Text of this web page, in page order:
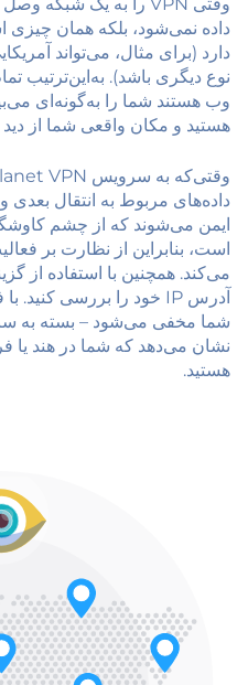
داده نمی‌شود، بلکه همان
دارد (برای مثال، می‌تواند
نوع دیگری باشد). به‌این‌ترتیب
وب هستند شما را به‌گونه‌ای
هستید و مکان واقعی شما از
داده‌های مربوط به انتقال
ایمن می‌شوند که از چشم
است، بنابراین از نظارت بر
می‌کند. همچنین با استفاده از
شما مخفی می‌شود – بسته به
نشان می‌دهد که شما در هند یا
هستید.